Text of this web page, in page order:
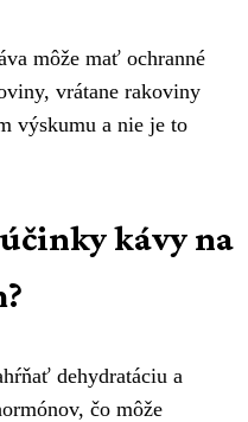
môže mať ochranné
vrátane rakoviny
výskumu a nie je to
kávy na
dehydratáciu a
čo môže